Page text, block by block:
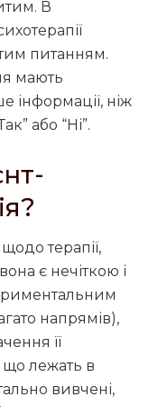
В
питанням.
мають
інформації, ніж
або “Ні”.
терапії,
є нечіткою і
напрямів),
її
що лежать в
вивчені,